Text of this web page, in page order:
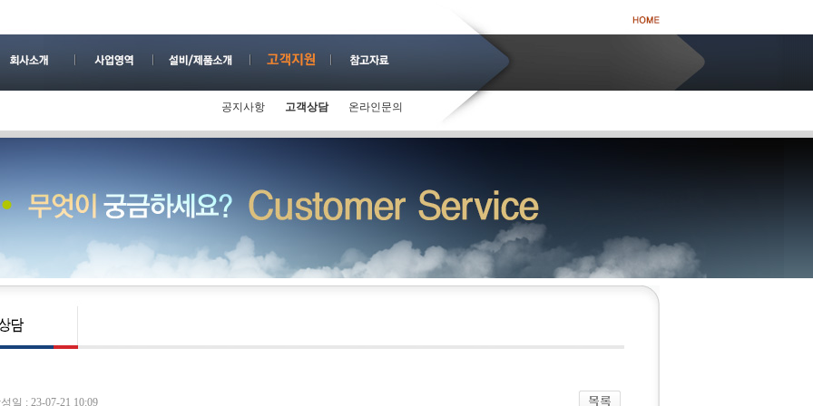
공지사항 고객상담 온라인문의
일 : 23-07-21 10:09